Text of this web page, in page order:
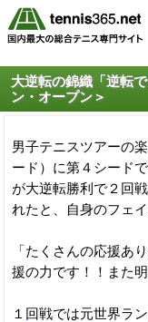
大逆転の錦織「逆転
ン・オープン＞
男子テニスツアーの
ード）に第４シード
が大逆転勝利で２回
れたと、自身のフェ
「たくさんの応援あ
援の力です！！また
１回戦では元世界ラ